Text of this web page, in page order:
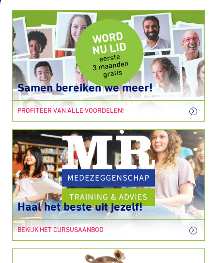
Samen bereiken we meer!
PROFITEER VAN ALLE VOORDELEN!
Haal het beste uit jezelf!
BEKIJK HET CURSUSAANBOD